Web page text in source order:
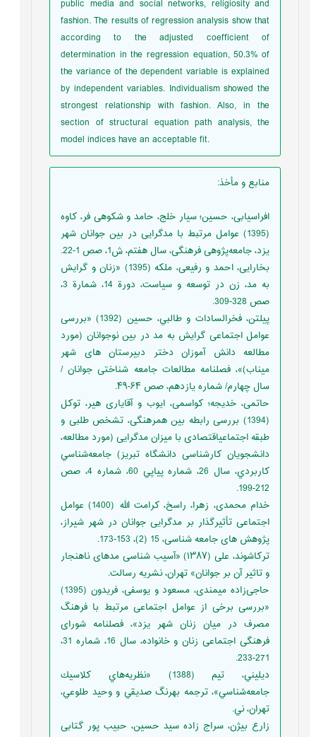
public media and social networks, religiosity and
fashion. The results of regression analysis show that
according to the adjusted coefficient of
determination in the regression equation, 50.3% of
the variance of the dependent variable is explained
by independent variables. Individualism showed the
strongest relationship with fashion. Also, in the
section of structural equation path analysis, the
model indices have an acceptable fit.
منابع و مأخذ:
افراسیابی، حسین؛ سیار خلج، حامد و شکوهی فر، کاوه
(1395) عوامل مرتبط با مدگرایی در بین جوانان شهر
یزد، جامعه‌پژوهی فرهنگی، سال هفتم، ش1، صص 1-22.
بخارایی، احمد و رفیعی، ملکه (1395) «زنان و گرايش
به مد، زن در توسعه و سياست، دورة 14، شمارة 3،
صص 328-309.
پیلتن، فخرالسادات و طالبي، حسین (1392) «بررسی
عوامل اجتماعی گرایش به مد در بین نوجوانان (مورد
مطالعه دانش آموزان دختر دبیرستان های شهر
میناب)»، فصلنامه مطالعات جامعه شناختی جوانان /
سال چهارم/ شماره یازدهم، صص ۶۴-۴۹.
حاتمی، خدیجه؛ کواسمی، ایوب و آقایاری هیر، توکل
(1394) بررسی رابطه بین همرهنگی، تشخص طلبی و
طبقه اجتماعیاقتصادی با میزان مدگرایی (مورد مطالعه،
دانشجویان کارشناسی دانشگاه تبریز) جامعه‌شناسي
كاربردي، سال 26، شماره پياپي 60، شماره 4، صص
212-199.
خدام محمدی، زهرا، راسخ، کرامت الله (1400) عوامل
اجتماعی تأثیرگذار بر مدگرایی جوانان در شهر شیراز،
پژوهش های جامعه شناسی، 15 (2)، 153-173.
ترکاشوند، علی (۱۳۸۷) «آسیب شناسی مدهای ناهنجار
و تاثیر آن بر جوانان» تهران، نشريه رسالت.
حاجی‌زاده میمندی، مسعود و یوسفی، فریدون (1395)
«بررسی برخی از عوامل اجتماعی مرتبط با فرهنگ
مصرف در میان زنان شهر یزد»، فصلنامه شورای
فرهنگی اجتماعی زنان و خانواده، سال 16، شماره 31،
271-233.
ديليني، تيم (1388) «نظريه‌هاي كلاسيك
جامعه‌شناسي»، ترجمه بهرنگ صديقي و وحيد طلوعي،
تهران، ني.
زارع بیژن، سراج زاده سید حسین، حبیب پور گتابی